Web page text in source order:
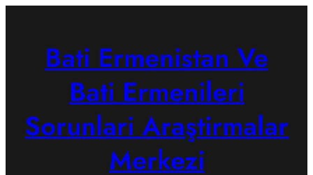
Bati Ermenistan Ve
Bati Ermenileri
Sorunlari Araştirmalar
Merkezi